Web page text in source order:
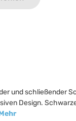
und schließender
Design.